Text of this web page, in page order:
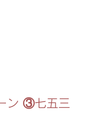
ン ③七五三